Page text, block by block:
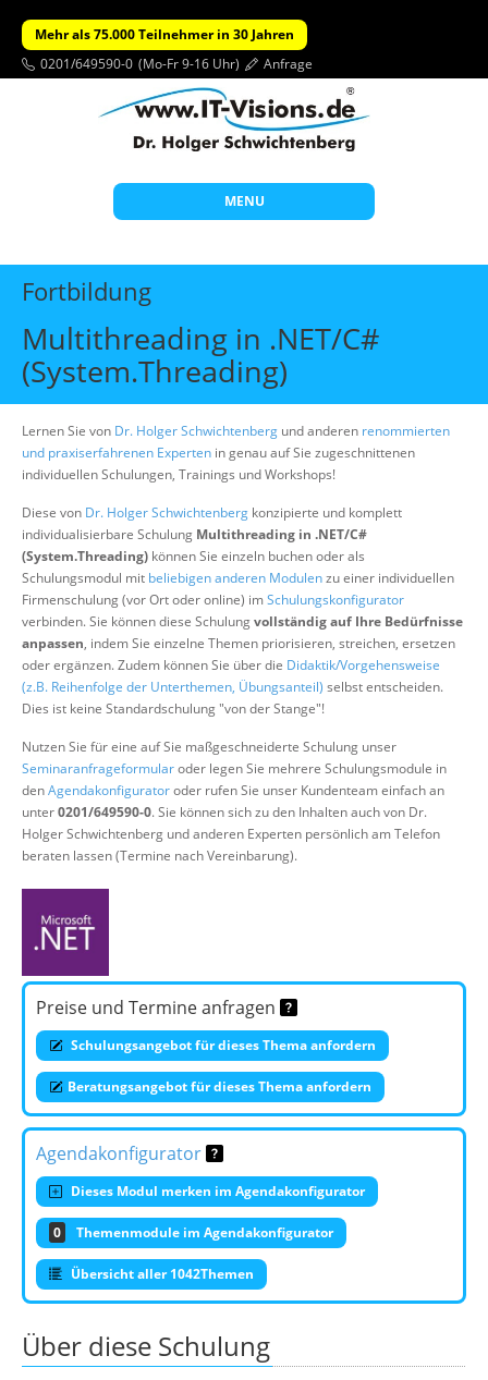
Mehr als 75.000 Teilnehmer in 30 Jahren
0201/649590-0 (Mo-Fr 9-16 Uhr) Anfrage
MENU
Start
Themen
Beratung
Individuelle Schulungen
Offene Seminare
Wissen
Suche
Fortbildung
Multithreading in .NET/C#
(System.Threading)
Lernen Sie von Dr. Holger Schwichtenberg und anderen renommierten
und praxiserfahrenen Experten in genau auf Sie zugeschnittenen
individuellen Schulungen, Trainings und Workshops!
Diese von Dr. Holger Schwichtenberg konzipierte und komplett
individualisierbare Schulung Multithreading in .NET/C#
(System.Threading) können Sie einzeln buchen oder als
Schulungsmodul mit beliebigen anderen Modulenzu einer individuellen
Firmenschulung (vor Ort oder online) imSchulungskonfigurator
verbinden. Sie können diese Schulungvollständig auf Ihre Bedürfnisse
anpassen, indem Sie einzelne Themen priorisieren, streichen, ersetzen
oder ergänzen. Zudem können Sie über die Didaktik/Vorgehensweise
(z.B. Reihenfolge der Unterthemen, Übungsanteil) selbst entscheiden.
Dies ist keine Standardschulung "von der Stange"!
Nutzen Sie für eine auf Sie maßgeschneiderte Schulung unser
Seminaranfrageformularoder legen Sie mehrere Schulungsmodule in
denAgendakonfiguratoroder rufen Sie unser Kundenteam einfach an
unter0201/649590-0. Sie können sich zu den Inhalten auch von Dr.
Holger Schwichtenberg und anderen Experten persönlich am Telefon
beraten lassen (Termine nach Vereinbarung).
Preise und Termine anfragen
Schulungsangebot für dieses Thema anfordern
Beratungsangebot für dieses Thema anfordern
Agendakonfigurator
Dieses Modul merken im Agendakonfigurator
0 Themenmodule im Agendakonfigurator
Übersicht aller 1042Themen
Über diese Schulung